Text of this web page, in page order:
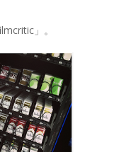
」。